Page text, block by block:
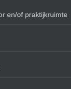
en/of praktijkruimte